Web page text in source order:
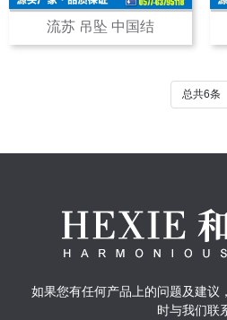
流苏 吊坠 中国结
总共6条
如果您有任何产品上的问题及建议
时与我们联